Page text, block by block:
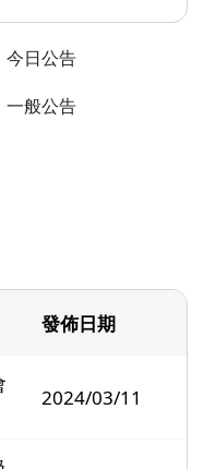
今日公告
一般公告
發佈日期
2024/03/11